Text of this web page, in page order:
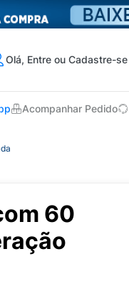
Olá, Entre ou Cadastre-se
Acompanhar Pedido
60